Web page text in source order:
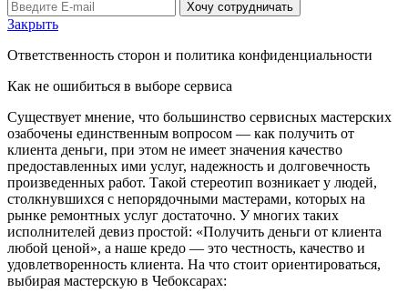
Хочу сотрудничать
Закрыть
Ответственность сторон и политика конфиденциальности
Как не ошибиться в выборе сервиса
Существует мнение, что большинство сервисных мастерских
озабочены единственным вопросом — как получить от
клиента деньги, при этом не имеет значения качество
предоставленных ими услуг, надежность и долговечность
произведенных работ. Такой стереотип возникает у людей,
столкнувшихся с непорядочными мастерами, которых на
рынке ремонтных услуг достаточно. У многих таких
исполнителей девиз простой: «Получить деньги от клиента
любой ценой», а наше кредо — это честность, качество и
удовлетворенность клиента. На что стоит ориентироваться,
выбирая мастерскую в Чебоксарах: